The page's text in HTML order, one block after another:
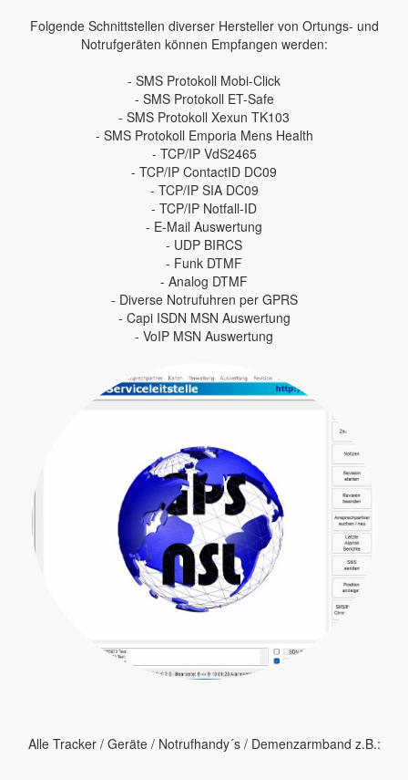
Folgende Schnittstellen diverser Hersteller von Ortungs- und
Notrufgeräten können Empfangen werden:
- SMS Protokoll Mobi-Click
- SMS Protokoll ET-Safe
- SMS Protokoll Xexun TK103
- SMS Protokoll Emporia Mens Health
- TCP/IP VdS2465
- TCP/IP ContactID DC09
- TCP/IP SIA DC09
- TCP/IP Notfall-ID
- E-Mail Auswertung
- UDP BIRCS
- Funk DTMF
- Analog DTMF
- Diverse Notrufuhren per GPRS
- Capi ISDN MSN Auswertung
- VoIP MSN Auswertung
Alle Tracker / Geräte / Notrufhandy´s / Demenzarmband z.B.: